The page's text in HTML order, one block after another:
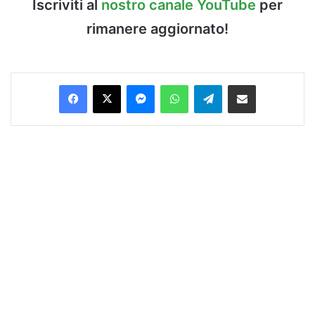
Iscriviti al nostro canale YouTube per
rimanere aggiornato!
Facebook
X MessengerWhatsAppTelegramCondividi via Email